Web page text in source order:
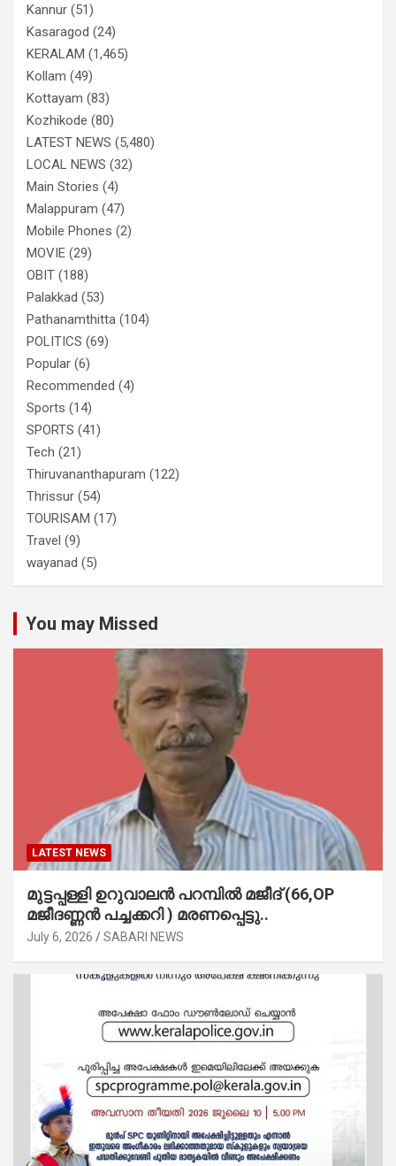
Kannur (51)
Kasaragod (24)
KERALAM (1,465)
Kollam (49)
Kottayam (83)
Kozhikode (80)
LATEST NEWS (5,480)
LOCAL NEWS (32)
Main Stories (4)
Malappuram (47)
Mobile Phones (2)
MOVIE (29)
OBIT (188)
Palakkad (53)
Pathanamthitta (104)
POLITICS (69)
Popular (6)
Recommended (4)
Sports (14)
SPORTS (41)
Tech (21)
Thiruvananthapuram (122)
Thrissur (54)
TOURISAM (17)
Travel (9)
wayanad (5)
You may Missed
LATEST NEWS
മുട്ടപ്പള്ളി ഉറുവാലൻ പറമ്പിൽ മജീദ് (66,OP
മജീദണ്ണൻ പച്ചക്കറി ) മരണപ്പെട്ടു..
July 6, 2026 SABARI NEWS